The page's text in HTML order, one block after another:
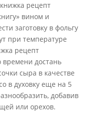
вином и
заготовку в фольгу
при температуре
времени достань
сыра в качестве
в духовку еще на 5
добавив
или орехов.